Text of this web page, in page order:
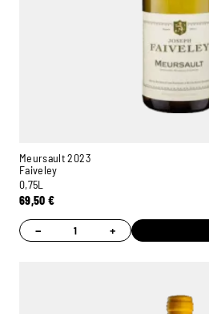
Meursault 2023
Faiveley
0,75L
69,50€
− +